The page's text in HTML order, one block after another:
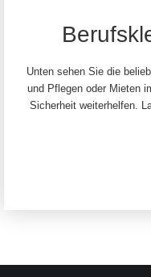
Unten sehen Sie die
und Pflegen oder Mieten
Sicherheit weiterhelfen.